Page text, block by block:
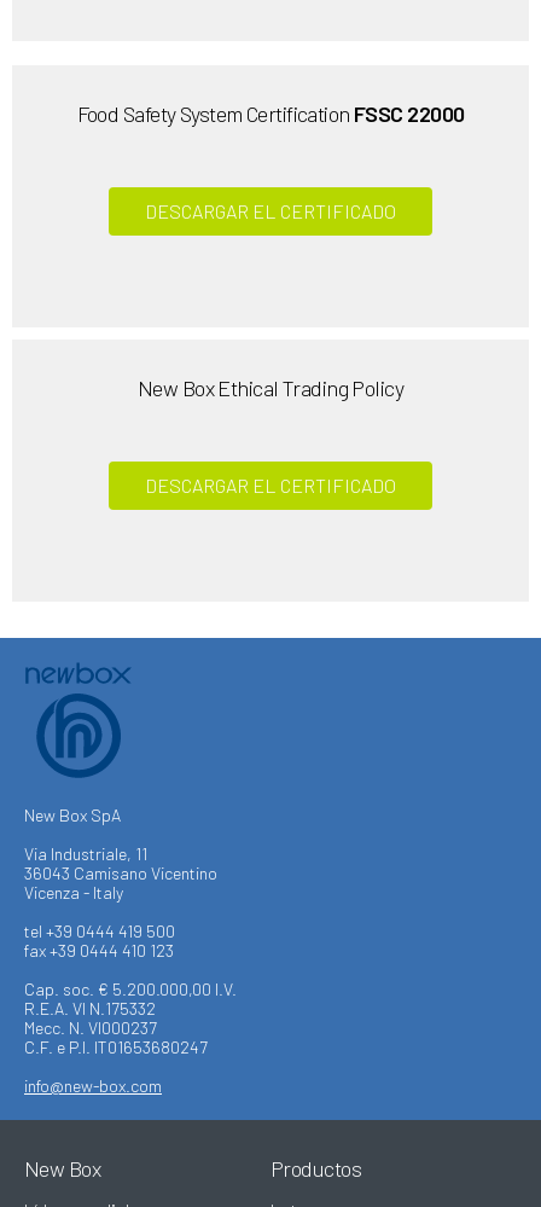
Food Safety System Certification FSSC 22000
DESCARGAR EL CERTIFICADO
New Box Ethical Trading Policy
DESCARGAR EL CERTIFICADO
New Box SpA
Via Industriale, 11
36043 Camisano Vicentino
Vicenza - Italy
tel +39 0444 419 500
fax +39 0444 410 123
Cap. soc. € 5.200.000,00 I.V.
R.E.A. VI N.175332
Mecc. N. VI000237
C.F. e P.I. IT01653680247
info@new-box.com
New Box Productos